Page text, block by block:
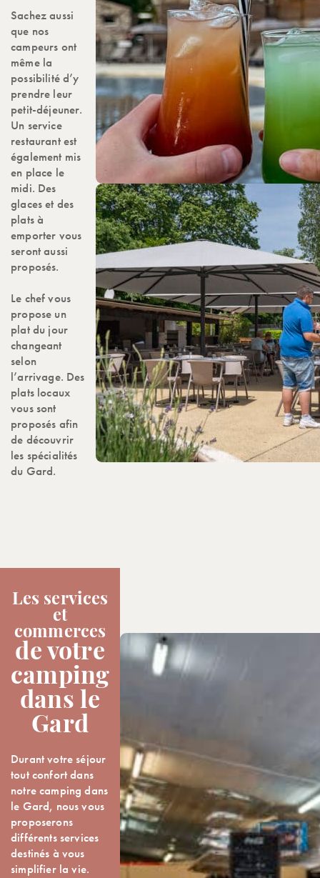
Sachez aussi
que nos
campeurs ont
même la
possibilité d’y
prendre leur
petit-déjeuner.
Un service
restaurant est
également mis
en place le
midi. Des
glaces et des
plats à
emporter vous
seront aussi
proposés.
Le chef vous
propose un
plat du jour
changeant
selon
l’arrivage. Des
plats locaux
vous sont
proposés afin
de découvrir
les spécialités
du Gard.
Les services
et
commerces
de votre
camping
dans le
Gard
Durant votre séjour
tout confort dans
notre camping dans
le Gard, nous vous
proposerons
différents services
destinés à vous
simplifier la vie.